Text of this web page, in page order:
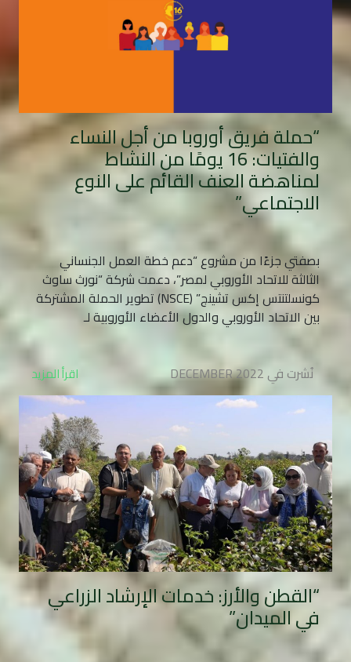
“حملة فريق أوروبا من أجل النساء
والفتيات: 16 يومًا من النشاط
لمناهضة العنف القائم على النوع
الاجتماعي”
بصفتي جزءًا من مشروع “دعم خطة العمل الجنساني
الثالثة للاتحاد الأوروبي لمصر”، دعمت شركة “نورث ساوث
كونسلتنتس إكس تشينج” (NSCE) تطوير الحملة المشتركة
بين الاتحاد الأوروبي والدول الأعضاء الأوروبية لـ
نُشرت في DECEMBER 2022 اقرأ المزيد
“القطن والأرز: خدمات الإرشاد الزراعي
في الميدان”